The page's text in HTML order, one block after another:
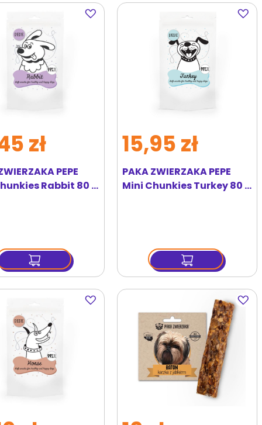
Dodaj
do
PEPE
Rabbit 80 g
zł
Dodaj
do
PAKA ZWIERZAKA PEPE
Mini Chunkies Turkey 80 g
15,95 zł
Dodaj
do
Dodaj
do